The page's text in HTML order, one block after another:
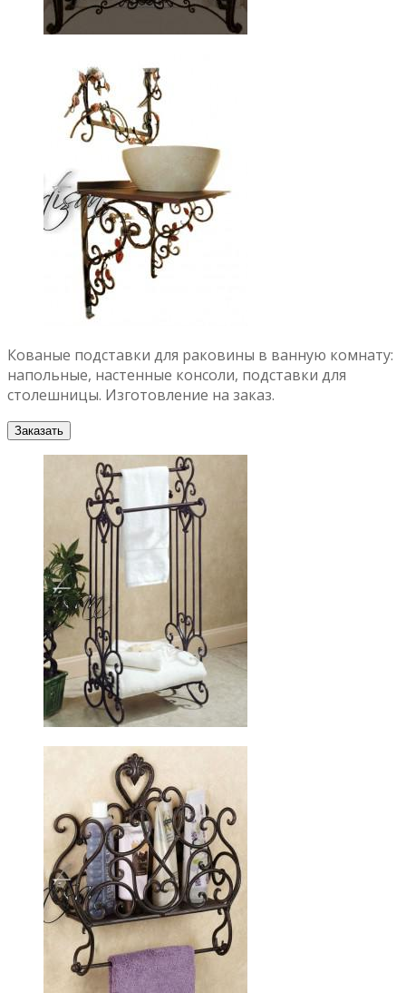
Кованые подставки для раковины в ванную комнату:
напольные, настенные консоли, подставки для
столешницы. Изготовление на заказ.
Заказать